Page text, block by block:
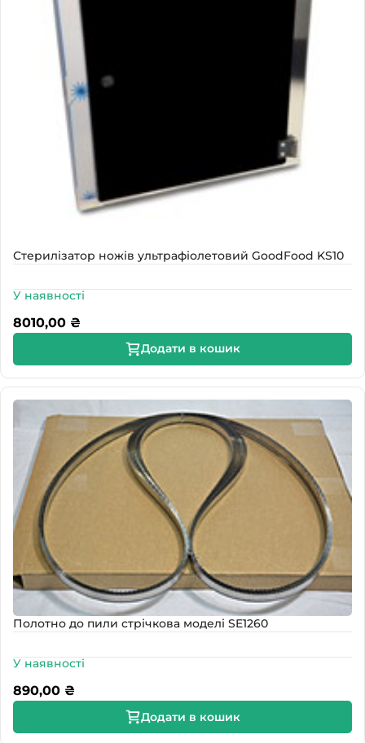
Стерилізатор ножів ультрафіолетовий GoodFood KS10
У наявності
8010,00 ₴
Додати в кошик
Полотно до пили стрічкова моделі SE1260
У наявності
890,00 ₴
Додати в кошик